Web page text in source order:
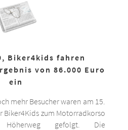
Biker4kids fahren
von 86.000 Euro
ein
mehr Besucher waren am 15.
zum Motorradkorso
gefolgt. Die